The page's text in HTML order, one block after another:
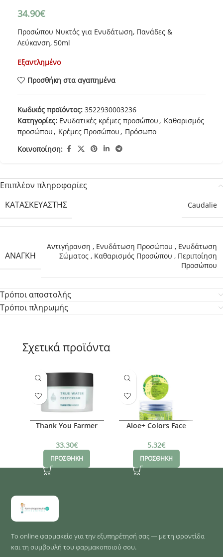
34.90€
Προσώπου Νυκτός για Ενυδάτωση, Πανάδες &
Λεύκανση, 50ml
Εξαντλημένο
Προσθήκη στα αγαπημένα
Κωδικός προϊόντος: 3522930003236
Κατηγορίες: Ενυδατικές κρέμες προσώπου, Καθαρισμός
προσώπου, Κρέμες Προσώπου, Πρόσωπο
Κοινοποίηση:
Επιπλέον πληροφορίες
ΚΑΤΑΣΚΕΥΑΣΤΉΣ
Caudalie
ΑΝΆΓΚΗ
Αντιγήρανση , Ενυδάτωση Προσώπου , Ενυδάτωση
Σώματος , Καθαρισμός Προσώπου , Περιποίηση
Προσώπου
Τρόποι αποστολής
Τρόποι πληρωμής
Σχετικά προϊόντα
Thank You Farmer
Cream 50ml
33.30€
ΠΡΟΣΘΗΚΗ
Aloe+ Colors Face
5.32€
ΠΡΟΣΘΗΚΗ
Το online φαρμακείο για την εξυπηρέτησή σας — με τη φροντίδα
και τη συμβουλή του φαρμακοποιού σου.